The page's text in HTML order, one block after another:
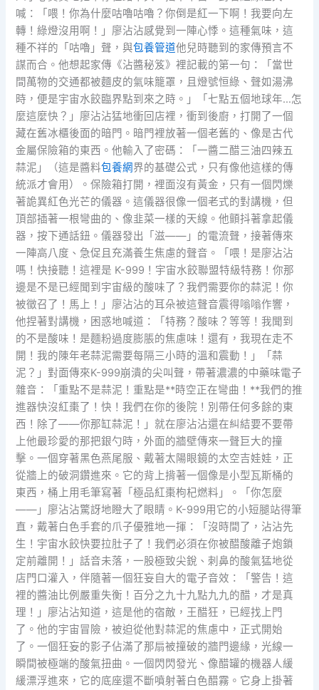
喊：「喂！你為什麼咕嚕咕嚕？你倒是紅一下啊！我要向左
轉！綠燈沒用啊！」廖沾沾感覺到一陣心悸。這種氣味，這
種不祥的「咕嚕」聲，與包養管道他兒時聽到的家傳預言不
謀而合。他想起家傳《沾醬秘笈》裡記載的第一句：「當世
間萬物的交通都被麵皮的氣味籠罩，且燈號恒綠、聲如湯沸
時，便是宇宙水餃臨界點到來之時。」「七點五個地球年…怎
麼這麼快？」廖沾沾猛地衝回店裡，衝到後廚，打開了一個
藏在舊冰櫃後面的暗門。暗門裡放著一個老舊的、像是古代
金屬保險箱的東西。他輸入了密碼：「一醬二醋三油四辣五
蒜泥」（這是醬料包養網界的基礎公式，只有像他這樣的傳
統派才會用）。保險箱打開，裡面沒有黃金，只有一個閃爍
著詭異紅色光芒的儀器。這儀器很像一個老式的對講機，但
頂部插著一根彎曲的、像韭菜一樣的天線。他顫抖著拿起儀
器，按下通話鈕。儀器發出「滋——」的電流聲，接著傳來
一陣高八度、急促且充滿養生焦慮的聲音。「喂！是廖沾沾
嗎！快接聽！這裡是 K-999！宇宙水餃聯盟特級特務！你那
邊是不是已經聞到宇宙級的酸味了？我們需要你的蒜泥！你
被徵召了！馬上！」廖沾沾的耳朵被這聲音震得嗡嗡作響，
他捏著對講機，困惑地喊道：「特務？酸味？等等！我聞到
的不是酸味！是麵粉過度膨脹的焦慮味！還有，我現在走不
開！我的陳年老蒜泥需要每隔三小時的溫和震動！」「蒜
泥？」對面傳來K-999崩潰的尖叫聲，帶著濃濃的中藥味電子
雜音：「重點不是蒜泥！重點是**時空正在彎曲！**我們的推
進器快沒紅棗了！快！我們在你的後院！別帶任何多餘的東
西！除了——你那缸蒜泥！」就在廖沾沾還在糾結要不要帶
上他最珍愛的那把銀勺時，外面的牆壁傳來一聲巨大的撞
擊。一個穿著黑色燕尾服、戴著太陽眼鏡的太空吉娃娃，正
從牆上的破洞鑽進來。它的背上揹著一個像是小型瓦斯桶的
東西，桶上用毛筆寫著「極品紅棗枸杞燃料」。「你怎麼
——」廖沾沾驚訝地瞪大了眼睛。K-999用它的小短腿站得筆
直，戴著白色手套的爪子優雅地一揮：「沒時間了，沾沾先
生！宇宙水餃快要拉肚子了！我們必須在你被醋酸離子炮鎖
定前離開！」話音未落，一股極致尖銳、刺鼻的酸氣猛地從
店門口灌入，伴隨著一個狂妄自大的電子音效：「警告！這
裡的醬油比例嚴重失衡！百分之九十九點九九的醋，才是真
理！」廖沾沾知道，這是他的宿敵，王醋狂，已經找上門
了。他的宇宙冒險，被迫從他對蒜泥的焦慮中，正式開始
了。一個狂妄的影子佔滿了那扇被撞破的牆門邊緣，光線一
瞬間被極端的酸氣扭曲。一個閃閃發光、像醋罐的機器人緩
緩漂浮進來，它的底座還不斷噴射著白色醋霧。它身上掛著